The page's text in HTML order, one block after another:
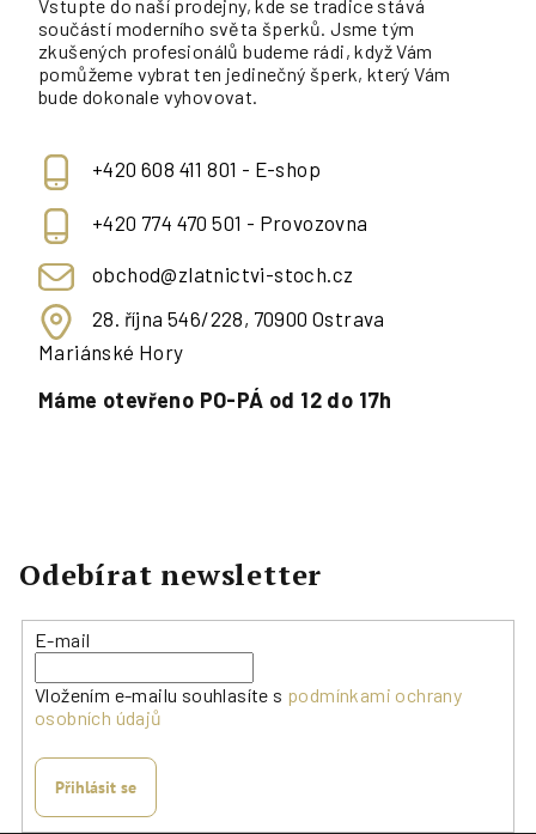
Vstupte do naší prodejny, kde se tradice stává
součástí moderního světa šperků. Jsme tým
zkušených profesionálů budeme rádi, když Vám
pomůžeme vybrat ten jedinečný šperk, který Vám
bude dokonale vyhovovat.
+420 608 411 801 - E-shop
+420 774 470 501 - Provozovna
obchod@zlatnictvi-stoch.cz
28. října 546/228, 70900 Ostrava
Mariánské Hory
Máme otevřeno PO-PÁ od 12 do 17h
Odebírat newsletter
E-mail
Vložením e-mailu souhlasíte s podmínkami ochrany
osobních údajů
Přihlásit se